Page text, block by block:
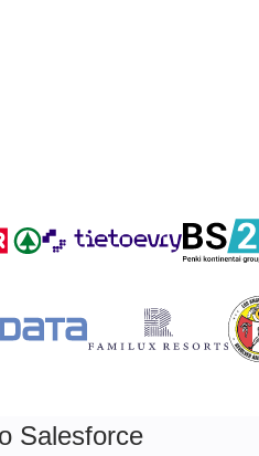
em vez de dados fragmentados
tudo para a estrutura do Salesforce,
seja traduzido corretamente sem
incluem uma auditoria, limpeza e
duplicados, corrigimos problemas de
efetivamente a longo prazo.
Salesforce